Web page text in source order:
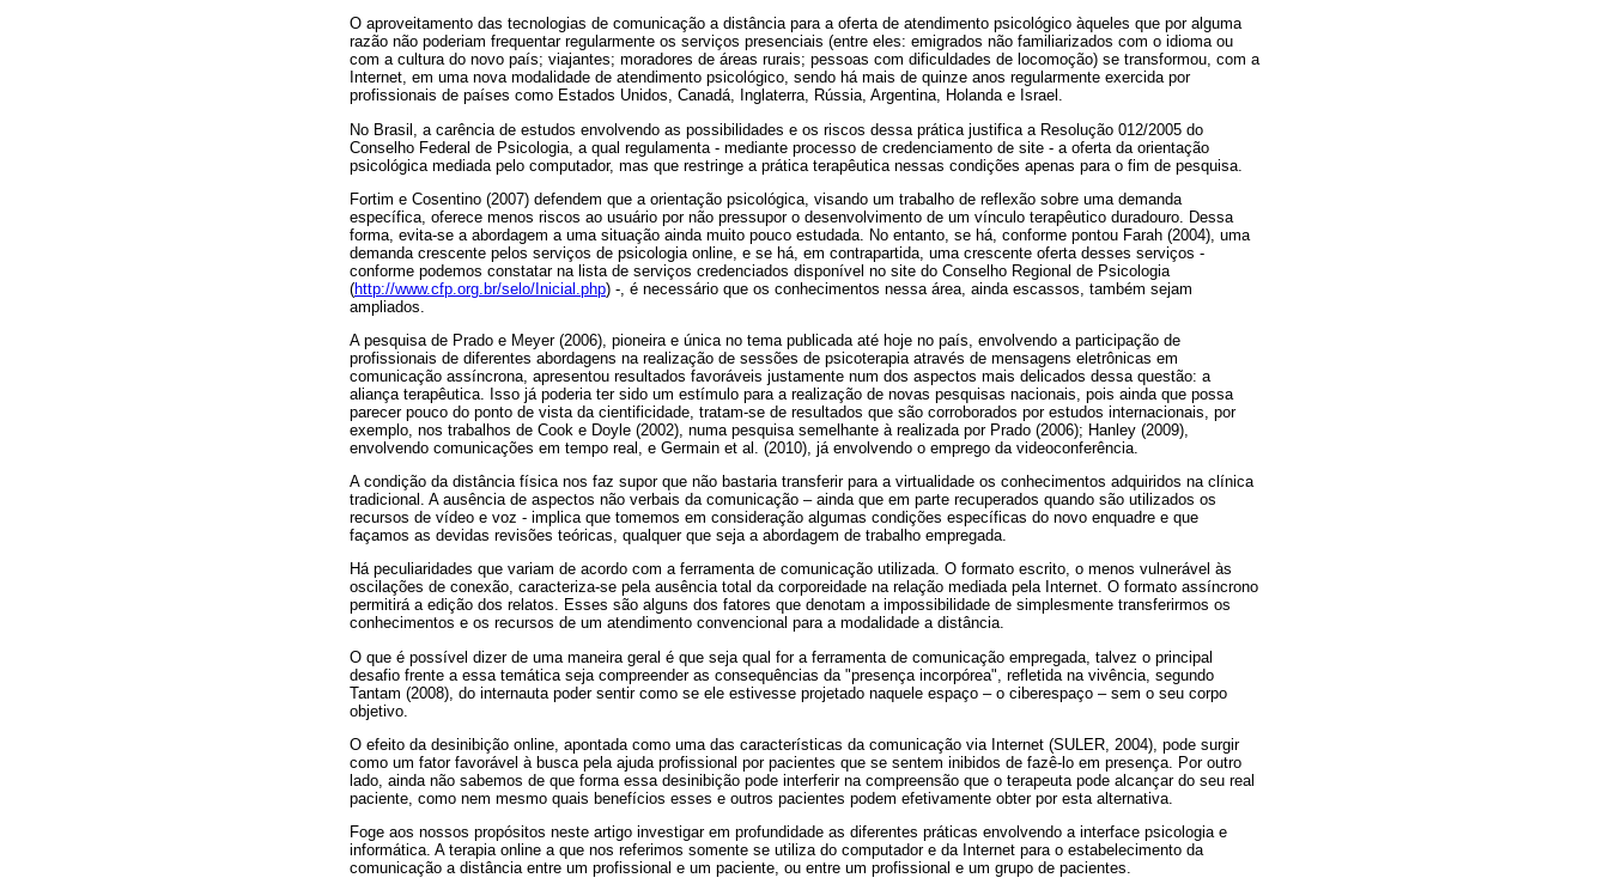
O aproveitamento das tecnologias de comunicação a distância para a oferta de atendimento psicológico àqueles que por alguma
razão não poderiam frequentar regularmente os serviços presenciais (entre eles: emigrados não familiarizados com o idioma ou
com a cultura do novo país; viajantes; moradores de áreas rurais; pessoas com dificuldades de locomoção) se transformou, com a
Internet, em uma nova modalidade de atendimento psicológico, sendo há mais de quinze anos regularmente exercida por
profissionais de países como Estados Unidos, Canadá, Inglaterra, Rússia, Argentina, Holanda e Israel.
No Brasil, a carência de estudos envolvendo as possibilidades e os riscos dessa prática justifica a Resolução 012/2005 do
Conselho Federal de Psicologia, a qual regulamenta - mediante processo de credenciamento de site - a oferta da orientação
psicológica mediada pelo computador, mas que restringe a prática terapêutica nessas condições apenas para o fim de pesquisa.
Fortim e Cosentino (2007) defendem que a orientação psicológica, visando um trabalho de reflexão sobre uma demanda
específica, oferece menos riscos ao usuário por não pressupor o desenvolvimento de um vínculo terapêutico duradouro. Dessa
forma, evita-se a abordagem a uma situação ainda muito pouco estudada. No entanto, se há, conforme pontou Farah (2004), uma
demanda crescente pelos serviços de psicologia online, e se há, em contrapartida, uma crescente oferta desses serviços -
conforme podemos constatar na lista de serviços credenciados disponível no site do Conselho Regional de Psicologia
(http://www.cfp.org.br/selo/Inicial.php) -, é necessário que os conhecimentos nessa área, ainda escassos, também sejam
ampliados.
A pesquisa de Prado e Meyer (2006), pioneira e única no tema publicada até hoje no país, envolvendo a participação de
profissionais de diferentes abordagens na realização de sessões de psicoterapia através de mensagens eletrônicas em
comunicação assíncrona, apresentou resultados favoráveis justamente num dos aspectos mais delicados dessa questão: a
aliança terapêutica. Isso já poderia ter sido um estímulo para a realização de novas pesquisas nacionais, pois ainda que possa
parecer pouco do ponto de vista da cientificidade, tratam-se de resultados que são corroborados por estudos internacionais, por
exemplo, nos trabalhos de Cook e Doyle (2002), numa pesquisa semelhante à realizada por Prado (2006); Hanley (2009),
envolvendo comunicações em tempo real, e Germain et al. (2010), já envolvendo o emprego da videoconferência.
A condição da distância física nos faz supor que não bastaria transferir para a virtualidade os conhecimentos adquiridos na clínica
tradicional. A ausência de aspectos não verbais da comunicação – ainda que em parte recuperados quando são utilizados os
recursos de vídeo e voz - implica que tomemos em consideração algumas condições específicas do novo enquadre e que
façamos as devidas revisões teóricas, qualquer que seja a abordagem de trabalho empregada.
Há peculiaridades que variam de acordo com a ferramenta de comunicação utilizada. O formato escrito, o menos vulnerável às
oscilações de conexão, caracteriza-se pela ausência total da corporeidade na relação mediada pela Internet. O formato assíncrono
permitirá a edição dos relatos. Esses são alguns dos fatores que denotam a impossibilidade de simplesmente transferirmos os
conhecimentos e os recursos de um atendimento convencional para a modalidade a distância.
O que é possível dizer de uma maneira geral é que seja qual for a ferramenta de comunicação empregada, talvez o principal
desafio frente a essa temática seja compreender as consequências da "presença incorpórea", refletida na vivência, segundo
Tantam (2008), do internauta poder sentir como se ele estivesse projetado naquele espaço – o ciberespaço – sem o seu corpo
objetivo.
O efeito da desinibição online, apontada como uma das características da comunicação via Internet (SULER, 2004), pode surgir
como um fator favorável à busca pela ajuda profissional por pacientes que se sentem inibidos de fazê-lo em presença. Por outro
lado, ainda não sabemos de que forma essa desinibição pode interferir na compreensão que o terapeuta pode alcançar do seu real
paciente, como nem mesmo quais benefícios esses e outros pacientes podem efetivamente obter por esta alternativa.
Foge aos nossos propósitos neste artigo investigar em profundidade as diferentes práticas envolvendo a interface psicologia e
informática. A terapia online a que nos referimos somente se utiliza do computador e da Internet para o estabelecimento da
comunicação a distância entre um profissional e um paciente, ou entre um profissional e um grupo de pacientes.